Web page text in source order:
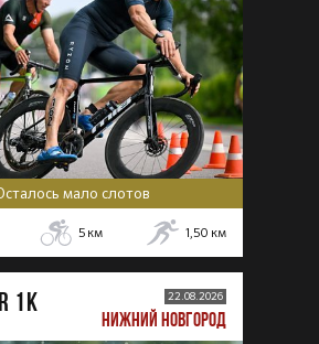
мало слотов
5 км 1,50 км
1K 22.08.2026
НИЖНИЙ НОВГОРОД